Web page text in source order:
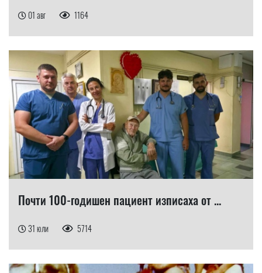
01 авг 1164
Почти 100-годишен пациент изписаха от ...
31 юли 5714